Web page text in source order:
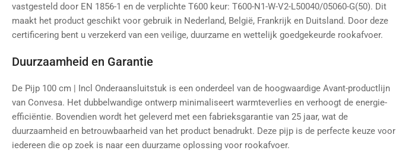
vastgesteld door EN 1856-1 en de verplichte T600 keur: T600-N1-W-V2-L50040/05060-G(50). Dit
maakt het product geschikt voor gebruik in Nederland, België, Frankrijk en Duitsland. Door deze
certificering bent u verzekerd van een veilige, duurzame en wettelijk goedgekeurde rookafvoer.
Duurzaamheid en Garantie
De Pijp 100 cm | Incl Onderaansluitstuk is een onderdeel van de hoogwaardige Avant-productlijn
van Convesa. Het dubbelwandige ontwerp minimaliseert warmteverlies en verhoogt de energie-
efficiëntie. Bovendien wordt het geleverd met een fabrieksgarantie van 25 jaar, wat de
duurzaamheid en betrouwbaarheid van het product benadrukt. Deze pijp is de perfecte keuze voor
iedereen die op zoek is naar een duurzame oplossing voor rookafvoer.